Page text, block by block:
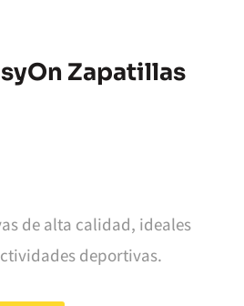
Zapatillas
de alta calidad, ideales
deportivas.